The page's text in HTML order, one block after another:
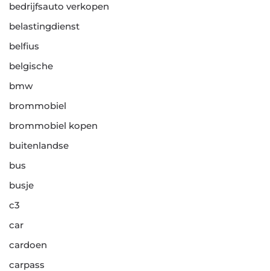
bedrijfsauto verkopen
belastingdienst
belfius
belgische
bmw
brommobiel
brommobiel kopen
buitenlandse
bus
busje
c3
car
cardoen
carpass